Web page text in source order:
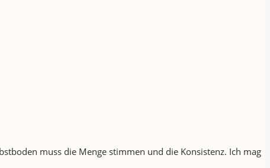
muss die Menge stimmen und die Konsistenz. Ich mag